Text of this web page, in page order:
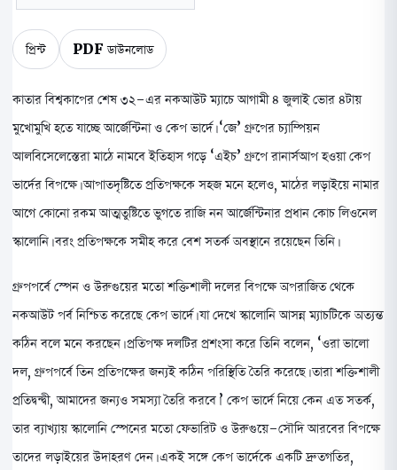
প্রিন্ট PDF ডাউনলোড
কাতার বিশ্বকাপের শেষ ৩২-এর নকআউট ম্যাচে আগামী ৪ জুলাই ভোর ৪টায়
মুখোমুখি হতে যাচ্ছে আর্জেন্টিনা ও কেপ ভার্দে। ‘জে’ গ্রুপের চ্যাম্পিয়ন
আলবিসেলেস্তেরা মাঠে নামবে ইতিহাস গড়ে ‘এইচ’ গ্রুপে রানার্সআপ হওয়া কেপ
ভার্দের বিপক্ষে। আপাতদৃষ্টিতে প্রতিপক্ষকে সহজ মনে হলেও, মাঠের লড়াইয়ে নামার
আগে কোনো রকম আত্মতুষ্টিতে ভুগতে রাজি নন আর্জেন্টিনার প্রধান কোচ লিওনেল
স্কালোনি। বরং প্রতিপক্ষকে সমীহ করে বেশ সতর্ক অবস্থানে রয়েছেন তিনি।
গ্রুপপর্বে স্পেন ও উরুগুয়ের মতো শক্তিশালী দলের বিপক্ষে অপরাজিত থেকে
নকআউট পর্ব নিশ্চিত করেছে কেপ ভার্দে। যা দেখে স্কালোনি আসন্ন ম্যাচটিকে অত্যন্ত
কঠিন বলে মনে করছেন। প্রতিপক্ষ দলটির প্রশংসা করে তিনি বলেন, ‘ওরা ভালো
দল, গ্রুপপর্বে তিন প্রতিপক্ষের জন্যই কঠিন পরিস্থিতি তৈরি করেছে। তারা শক্তিশালী
প্রতিদ্বন্দ্বী, আমাদের জন্যও সমস্যা তৈরি করবে।’ কেপ ভার্দে নিয়ে কেন এত সতর্ক,
তার ব্যাখ্যায় স্কালোনি স্পেনের মতো ফেভারিট ও উরুগুয়ে-সৌদি আরবের বিপক্ষে
তাদের লড়াইয়ের উদাহরণ দেন। একই সঙ্গে কেপ ভার্দেকে একটি দ্রুতগতির,